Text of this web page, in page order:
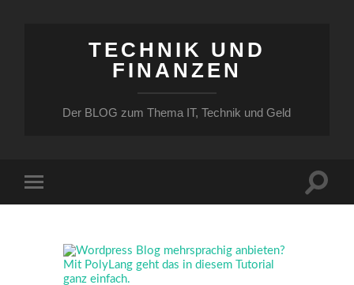
TECHNIK UND
FINANZEN
Der BLOG zum Thema IT, Technik und Geld
Menü